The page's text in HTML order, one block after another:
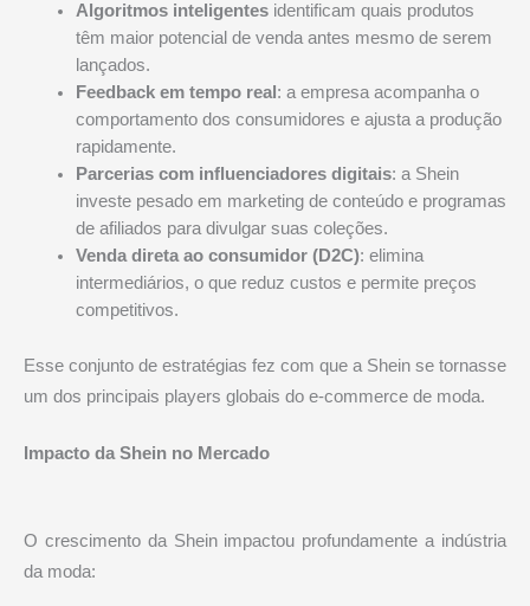
Algoritmos inteligentesidentificam quais produtos
têm maior potencial de venda antes mesmo de serem
lançados.
Feedback em tempo real : a empresa acompanha o
comportamento dos consumidores e ajusta a produção
rapidamente.
Parcerias com influenciadores digitais: a Shein
investe pesado em marketing de conteúdo e programas
de afiliados para divulgar suas coleções.
Venda direta ao consumidor (D2C): elimina
intermediários, o que reduz custos e permite preços
competitivos.
Esse conjunto de estratégias fez com que a Shein se tornasse
um dos principais players globais do e-commerce de moda.
Impacto da Shein no Mercado
O crescimento da Shein impactou profundamente a indústria
da moda: